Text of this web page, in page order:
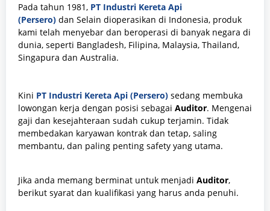
Pada tahun 1981, PT Industri Kereta Api
(Persero) dan Selain dioperasikan di Indonesia, produk
kami telah menyebar dan beroperasi di banyak negara di
dunia, seperti Bangladesh, Filipina, Malaysia, Thailand,
Singapura dan Australia.
Kini PT Industri Kereta Api (Persero) sedang membuka
lowongan kerja dengan posisi sebagai Auditor. Mengenai
gaji dan kesejahteraan sudah cukup terjamin. Tidak
membedakan karyawan kontrak dan tetap, saling
membantu, dan paling penting safety yang utama.
Jika anda memang berminat untuk menjadi Auditor,
berikut syarat dan kualifikasi yang harus anda penuhi.